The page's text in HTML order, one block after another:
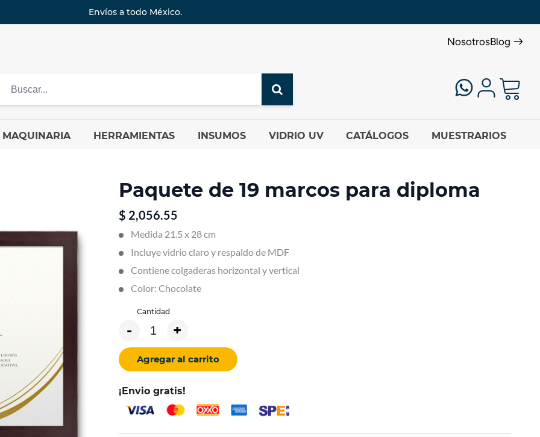
Envíos a todo México.
NosotrosBlog
MAQUINARIA HERRAMIENTAS INSUMOS VIDRIO UV CATÁLOGOS MUESTRARIOS
Paquete de 19 marcos para diploma
$ 2,056.55
Medida 21.5 x 28 cm
Incluye vidrio claro y respaldo de MDF
Contiene colgaderas horizontal y vertical
Color: Chocolate
Cantidad
- +
Agregar al carrito
¡Envio gratis!